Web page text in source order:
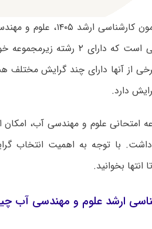
بر اساس دفترچه آزمون
است که دارای ۲ رشته زیرمجموعه
از آنها دارای چند گرایش مختلف
دارد.
امتحانی علوم و مهندسی آب،
با توجه به اهمیت انتخاب
بخوانید.
ارشد علوم و مهندسی آب